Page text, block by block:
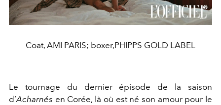
Coat, AMI PARIS; boxer,PHIPPS GOLD LABEL
Le tournage du dernier épisode de la saison
d’Acharnés en Corée, là où est né son amour pour le